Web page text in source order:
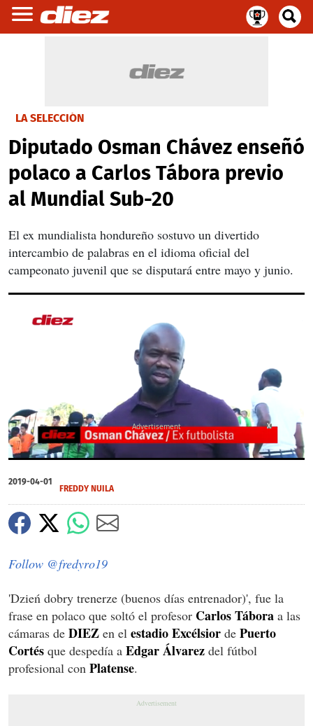
LA SELECCIÓN
Diputado Osman Chávez enseñó
polaco a Carlos Tábora previo
al Mundial Sub-20
El ex mundialista hondureño sostuvo un divertido
intercambio de palabras en el idioma oficial del
campeonato juvenil que se disputará entre mayo y junio.
of
2
seconds
X
2019-04-01
FREDDY NUILA
Follow @fredyro19
'Dzień dobry trenerze (buenos días entrenador)', fue la
frase en polaco que soltó el profesor Carlos Tábora a las
cámaras de DIEZ en el estadio Excélsior de Puerto
Cortés que despedía a Edgar Álvarez del fútbol
profesional con Platense.